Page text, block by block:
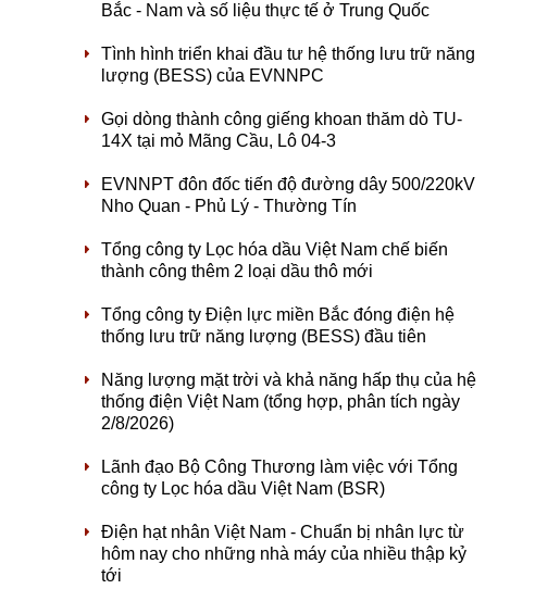
Bắc - Nam và số liệu thực tế ở Trung Quốc
Tình hình triển khai đầu tư hệ thống lưu trữ năng
lượng (BESS) của EVNNPC
Gọi dòng thành công giếng khoan thăm dò TU-
14X tại mỏ Mãng Cầu, Lô 04-3
EVNNPT đôn đốc tiến độ đường dây 500/220kV
Nho Quan - Phủ Lý - Thường Tín
Tổng công ty Lọc hóa dầu Việt Nam chế biến
thành công thêm 2 loại dầu thô mới
Tổng công ty Điện lực miền Bắc đóng điện hệ
thống lưu trữ năng lượng (BESS) đầu tiên
Năng lượng mặt trời và khả năng hấp thụ của hệ
thống điện Việt Nam (tổng hợp, phân tích ngày
2/8/2026)
Lãnh đạo Bộ Công Thương làm việc với Tổng
công ty Lọc hóa dầu Việt Nam (BSR)
Điện hạt nhân Việt Nam - Chuẩn bị nhân lực từ
hôm nay cho những nhà máy của nhiều thập kỷ
tới